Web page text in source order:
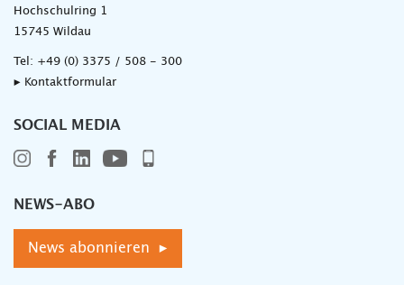
Hochschulring 1
15745 Wildau
Tel: +49 (0) 3375 / 508 - 300
▸ Kontaktformular
SOCIAL MEDIA
NEWS-ABO
News abonnieren ▸